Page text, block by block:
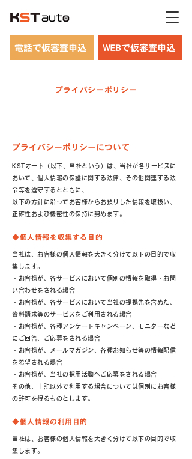
WEBで仮審査申込
電話で仮審査申込
プライバシーポリシー
プライバシーポリシーについて
KSTオート（以下、当社という）は、当社が各サービスに
おいて、個人情報の保護に関する法律、その他関連する法
令等を遵守するとともに、
以下の方針に沿ってお客様からお預りした情報を取扱い、
正確性および機密性の保持に努めます。
◆個人情報を収集する目的
当社は、お客様の個人情報を大きく分けて以下の目的で収
集します。
・お客様が、各サービスにおいて個別の情報を取得・お問
い合わせをされる場合
・お客様が、各サービスにおいて当社の提携先を含めた、
資料請求等のサービスをご利用される場合
・お客様が、各種アンケートキャンペーン、モニターなど
にご回答、ご応募をされる場合
・お客様が、メールマガジン、各種お知らせ等の情報配信
を希望される場合
・お客様が、当社の採用活動へご応募をされる場合
その他、上記以外で利用する場合については個別にお客様
の許可を得るものとします。
◆個人情報の利用目的
当社は、お客様の個人情報を大きく分けて以下の目的で収
集します。